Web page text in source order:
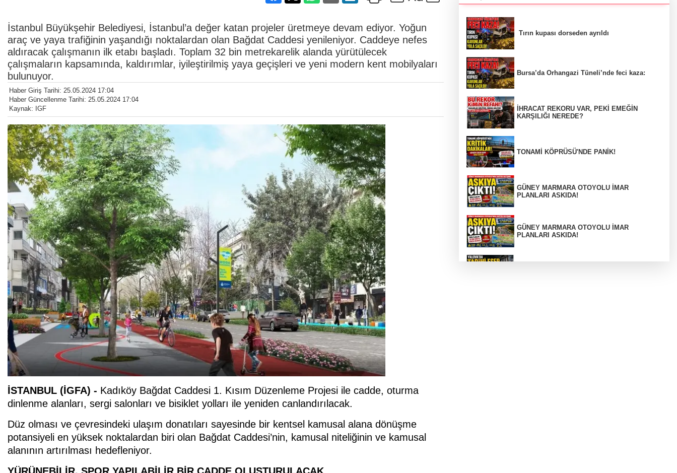
İstanbul Büyükşehir Belediyesi, İstanbul’a değer katan projeler üretmeye devam ediyor. Yoğun
araç ve yaya trafiğinin yaşandığı noktalardan olan Bağdat Caddesi yenileniyor. Caddeye nefes
aldıracak çalışmanın ilk etabı başladı. Toplam 32 bin metrekarelik alanda yürütülecek
çalışmaların kapsamında, kaldırımlar, iyileştirilmiş yaya geçişleri ve yeni modern kent mobilyaları
bulunuyor.
Haber Giriş Tarihi: 25.05.2024 17:04
Haber Güncellenme Tarihi: 25.05.2024 17:04
Kaynak: IGF
İSTANBUL (İGFA) - Kadıköy Bağdat Caddesi 1. Kısım Düzenleme Projesi ile cadde, oturma
dinlenme alanları, sergi salonları ve bisiklet yolları ile yeniden canlandırılacak.
Düz olması ve çevresindeki ulaşım donatıları sayesinde bir kentsel kamusal alana dönüşme
potansiyeli en yüksek noktalardan biri olan Bağdat Caddesi’nin, kamusal niteliğinin ve kamusal
alanının artırılması hedefleniyor.
Tırın kupası dorseden ayrıldı
Bursa’da Orhangazi Tüneli’nde feci kaza:
İHRACAT REKORU VAR, PEKİ EMEĞİN
KARŞILIĞI NEREDE?
TONAMİ KÖPRÜSÜ'NDE PANİK!
GÜNEY MARMARA OTOYOLU İMAR
PLANLARI ASKIDA!
GÜNEY MARMARA OTOYOLU İMAR
PLANLARI ASKIDA!